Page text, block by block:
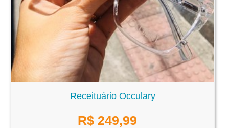
Receituário Occulary
R$ 249,99